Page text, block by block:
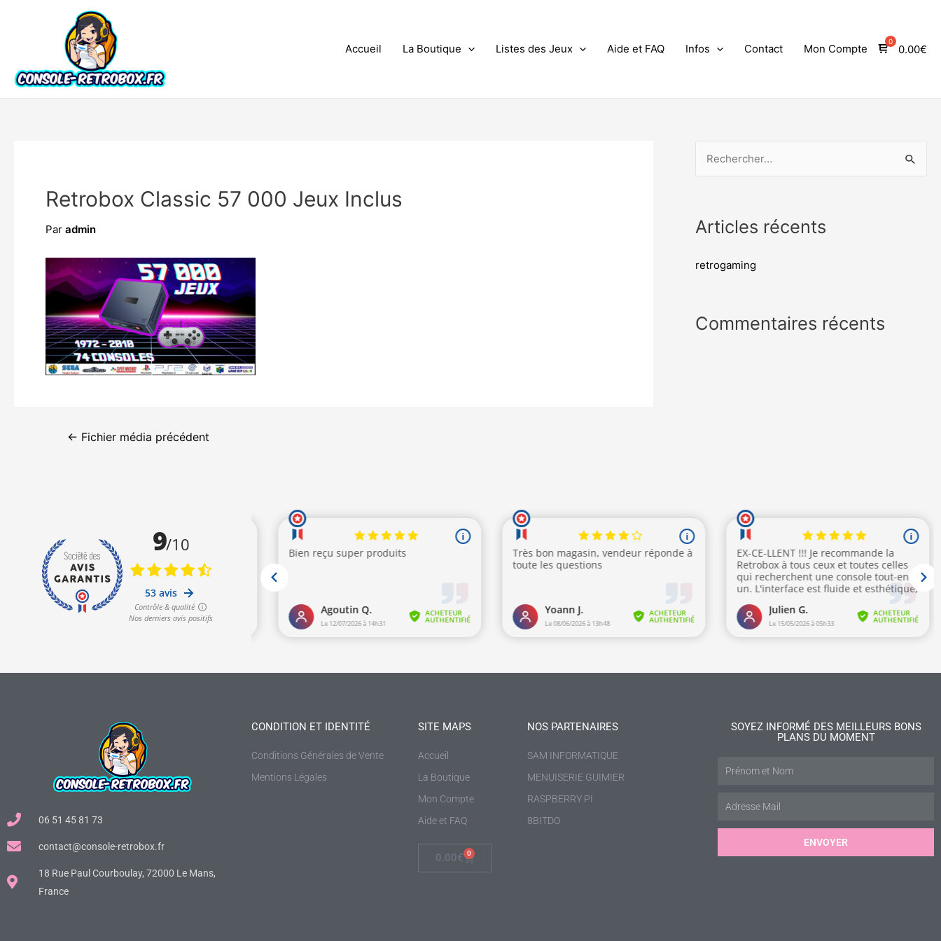
Accueil La Boutique Listes des Jeux Aide et FAQ Infos Contact Mon Compte 0.00€
Retrobox Classic 57 000 Jeux Inclus
Par admin
← Fichier média précédent
Articles récents
retrogaming
Commentaires récents
06 51 45 81 73
contact@console-retrobox.fr
18 Rue Paul Courboulay, 72000 Le Mans,
France
CONDITION ET IDENTITÉ
Conditions Générales de Vente
Mentions Légales
SITE MAPS
Accueil
La Boutique
Mon Compte
Aide et FAQ
0.00€ 0
NOS PARTENAIRES
SAM INFORMATIQUE
MENUISERIE GUIMIER
RASPBERRY PI
8BITDO
SOYEZ INFORMÉ DES MEILLEURS BONS
PLANS DU MOMENT
ENVOYER